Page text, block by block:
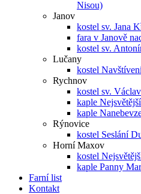
Nisou)
Janov
kostel sv. Jana
fara v Janově
kostel sv.
Lučany
kostel
Rychnov
kostel sv.
kaple
kaple
Rýnovice
kostel Seslání
Horní Maxov
kostel
kaple Panny
Farní list
Kontakt